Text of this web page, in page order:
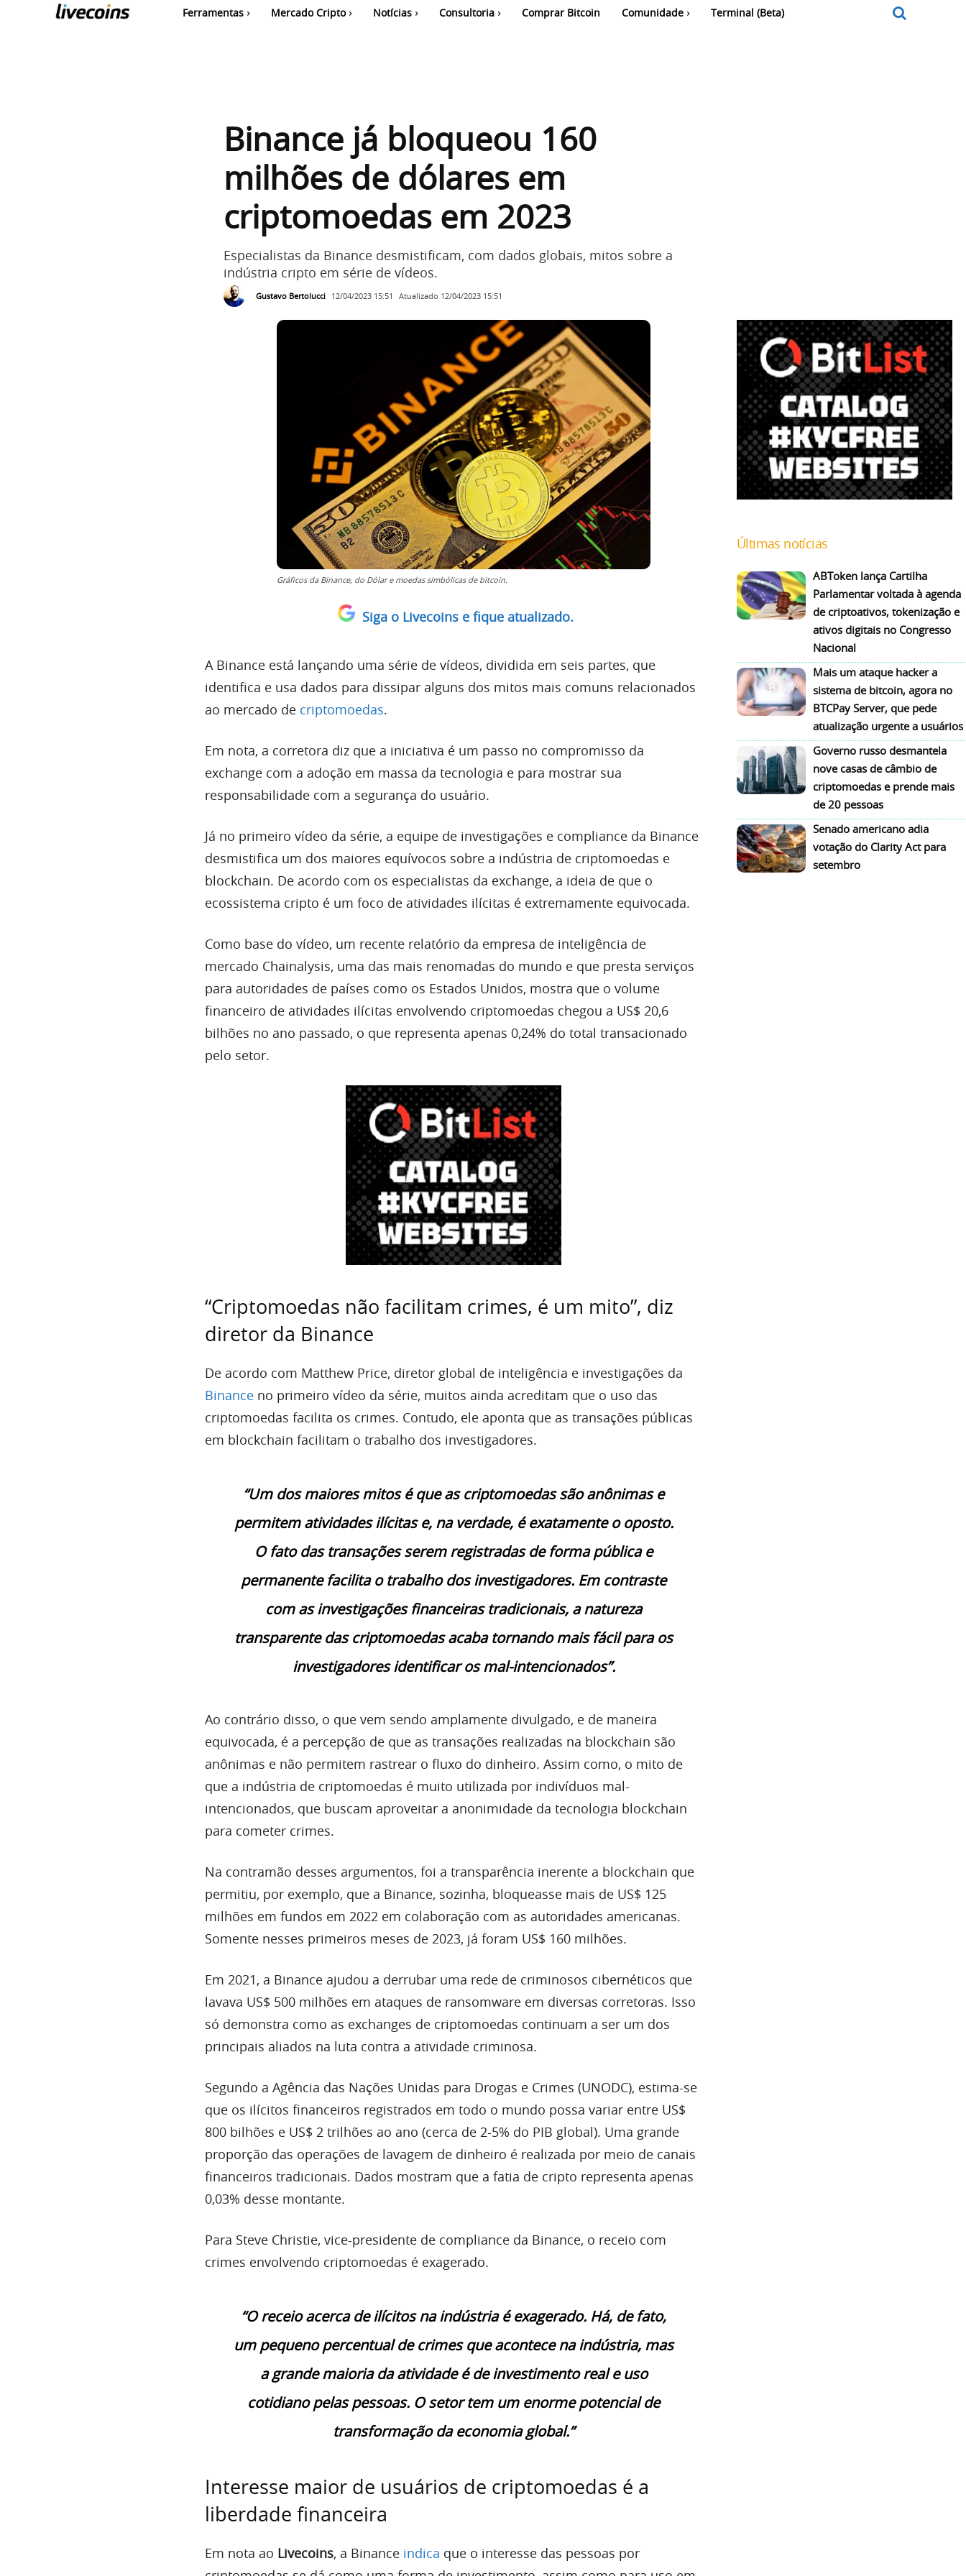
Ferramentas Mercado Cripto Notícias Consultoria Comprar Bitcoin Comunidade Terminal (Beta)
Binance já bloqueou 160
milhões de dólares em
criptomoedas em 2023
Especialistas da Binance desmistificam, com dados globais, mitos sobre a
indústria cripto em série de vídeos.
Gustavo Bertolucci 12/04/2023 15:51 Atualizado 12/04/2023 15:51
Gráficos da Binance, do Dólar e moedas simbólicas de bitcoin.
Siga o Livecoins e fique atualizado.
A Binance está lançando uma série de vídeos, dividida em seis partes, que
identifica e usa dados para dissipar alguns dos mitos mais comuns relacionados
ao mercado de criptomoedas.
Em nota, a corretora diz que a iniciativa é um passo no compromisso da
exchange com a adoção em massa da tecnologia e para mostrar sua
responsabilidade com a segurança do usuário.
Já no primeiro vídeo da série, a equipe de investigações e compliance da Binance
desmistifica um dos maiores equívocos sobre a indústria de criptomoedas e
blockchain. De acordo com os especialistas da exchange, a ideia de que o
ecossistema cripto é um foco de atividades ilícitas é extremamente equivocada.
Como base do vídeo, um recente relatório da empresa de inteligência de
mercado Chainalysis, uma das mais renomadas do mundo e que presta serviços
para autoridades de países como os Estados Unidos, mostra que o volume
financeiro de atividades ilícitas envolvendo criptomoedas chegou a US$ 20,6
bilhões no ano passado, o que representa apenas 0,24% do total transacionado
pelo setor.
“Criptomoedas não facilitam crimes, é um mito”, diz
diretor da Binance
De acordo com Matthew Price, diretor global de inteligência e investigações da
Binance no primeiro vídeo da série, muitos ainda acreditam que o uso das
criptomoedas facilita os crimes. Contudo, ele aponta que as transações públicas
em blockchain facilitam o trabalho dos investigadores.
“Um dos maiores mitos é que as criptomoedas são anônimas e
permitem atividades ilícitas e, na verdade, é exatamente o oposto.
O fato das transações serem registradas de forma pública e
permanente facilita o trabalho dos investigadores. Em contraste
com as investigações financeiras tradicionais, a natureza
transparente das criptomoedas acaba tornando mais fácil para os
investigadores identificar os mal-intencionados”.
Ao contrário disso, o que vem sendo amplamente divulgado, e de maneira
equivocada, é a percepção de que as transações realizadas na blockchain são
anônimas e não permitem rastrear o fluxo do dinheiro. Assim como, o mito de
que a indústria de criptomoedas é muito utilizada por indivíduos mal-
intencionados, que buscam aproveitar a anonimidade da tecnologia blockchain
para cometer crimes.
Na contramão desses argumentos, foi a transparência inerente a blockchain que
permitiu, por exemplo, que a Binance, sozinha, bloqueasse mais de US$ 125
milhões em fundos em 2022 em colaboração com as autoridades americanas.
Somente nesses primeiros meses de 2023, já foram US$ 160 milhões.
Em 2021, a Binance ajudou a derrubar uma rede de criminosos cibernéticos que
lavava US$ 500 milhões em ataques de ransomware em diversas corretoras. Isso
só demonstra como as exchanges de criptomoedas continuam a ser um dos
principais aliados na luta contra a atividade criminosa.
Segundo a Agência das Nações Unidas para Drogas e Crimes (UNODC), estima-se
que os ilícitos financeiros registrados em todo o mundo possa variar entre US$
800 bilhões e US$ 2 trilhões ao ano (cerca de 2-5% do PIB global). Uma grande
proporção das operações de lavagem de dinheiro é realizada por meio de canais
financeiros tradicionais. Dados mostram que a fatia de cripto representa apenas
0,03% desse montante.
Para Steve Christie, vice-presidente de compliance da Binance, o receio com
crimes envolvendo criptomoedas é exagerado.
“O receio acerca de ilícitos na indústria é exagerado. Há, de fato,
um pequeno percentual de crimes que acontece na indústria, mas
a grande maioria da atividade é de investimento real e uso
cotidiano pelas pessoas. O setor tem um enorme potencial de
transformação da economia global.”
Interesse maior de usuários de criptomoedas é a
liberdade financeira
Em nota ao Livecoins, a Binance indica que o interesse das pessoas por
Últimas notícias
ABToken lança Cartilha
Parlamentar voltada à agenda
de criptoativos, tokenização e
ativos digitais no Congresso
Nacional
Mais um ataque hacker a
sistema de bitcoin, agora no
BTCPay Server, que pede
atualização urgente a usuários
Governo russo desmantela
nove casas de câmbio de
criptomoedas e prende mais
de 20 pessoas
Senado americano adia
votação do Clarity Act para
setembro